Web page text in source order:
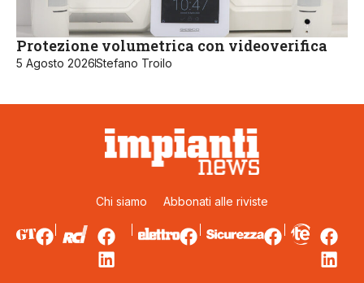
Protezione volumetrica con videoverifica
5 Agosto 2026Stefano Troilo
Chi siamo Abbonati alle riviste